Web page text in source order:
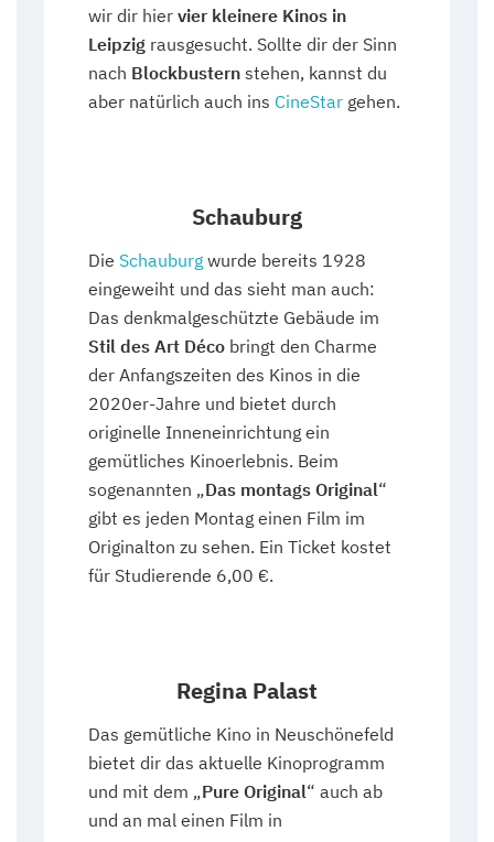
wir dir hier vier kleinere Kinos in
Leipzig rausgesucht. Sollte dir der Sinn
nach Blockbustern stehen, kannst du
aber natürlich auch ins CineStar gehen.
Schauburg
Die Schauburg wurde bereits 1928
eingeweiht und das sieht man auch:
Das denkmalgeschützte Gebäude im
Stil des Art Déco bringt den Charme
der Anfangszeiten des Kinos in die
2020er-Jahre und bietet durch
originelle Inneneinrichtung ein
gemütliches Kinoerlebnis. Beim
sogenannten „Das montags Original“
gibt es jeden Montag einen Film im
Originalton zu sehen. Ein Ticket kostet
für Studierende 6,00 €.
Regina Palast
Das gemütliche Kino in Neuschönefeld
bietet dir das aktuelle Kinoprogramm
und mit dem „Pure Original“ auch ab
und an mal einen Film in